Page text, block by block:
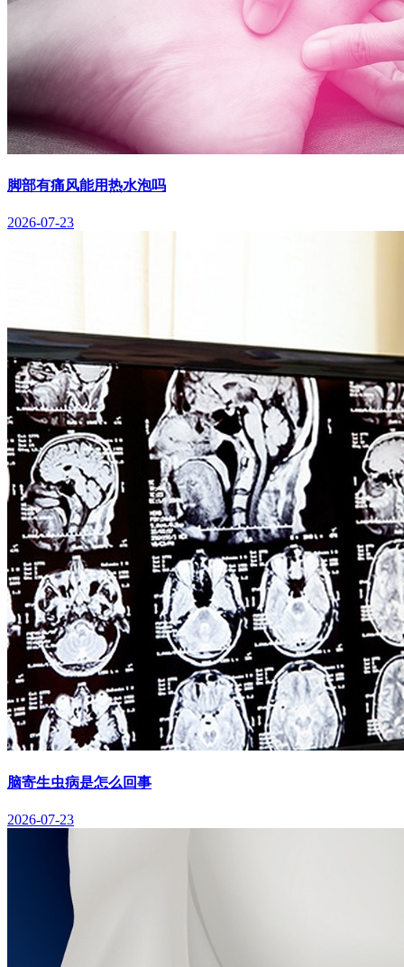
脚部有痛风能用热水泡吗
2026-07-23
脑寄生虫病是怎么回事
2026-07-23